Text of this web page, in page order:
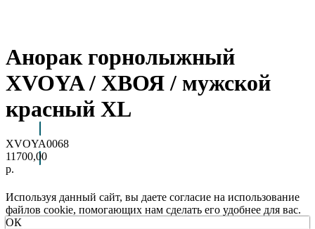
Arctic Point
Анорак горнолыжный
XVOYA / ХВОЯ / мужской
красный XL
XVOYA0068
11700,00
р.
Используя данный сайт, вы даете согласие на использование
файлов cookie, помогающих нам сделать его удобнее для вас.
ОК